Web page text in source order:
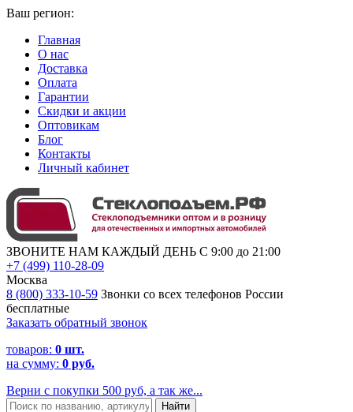
Ваш регион:
Главная
О нас
Доставка
Оплата
Гарантии
Скидки и акции
Оптовикам
Блог
Контакты
Личный кабинет
ЗВОНИТЕ НАМ КАЖДЫЙ ДЕНЬ С 9:00 до 21:00
+7 (499) 110-28-09
Москва
8 (800) 333-10-59 Звонки со всех телефонов России
бесплатные
Заказать обратный звонок
товаров: 0 шт.
на сумму: 0 руб.
Верни с покупки 500 руб, а так же...